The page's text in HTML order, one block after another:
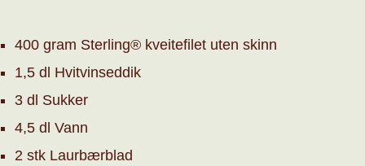
400 gram Sterling® kveitefilet uten skinn
1,5 dl Hvitvinseddik
3 dl Sukker
4,5 dl Vann
2 stk Laurbærblad